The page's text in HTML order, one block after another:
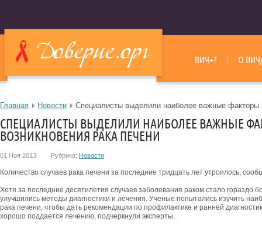
ВИЧ+? О
Главная Новости Специалисты выделили наиболее важные факторы
СПЕЦИАЛИСТЫ ВЫДЕЛИЛИ НАИБОЛЕЕ ВАЖНЫЕ
ВОЗНИКНОВЕНИЯ РАКА ПЕЧЕНИ
01 Ноя 2013 Рубрика: Новости
Количество случаев рака печени за последние тридцать лет утроилось,
Хотя за последние десятилетия случаев заболевания раком стало гораздо
улучшились методы диагностики и лечения. Ученые попытались изучить
рака печени, чтобы дать рекомендации по профилактике и ранней
хорошо поддается лечению, подчеркнули эксперты.